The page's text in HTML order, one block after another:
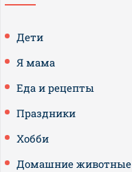
Дети
Я мама
Еда и рецепты
Праздники
Хобби
Домашние животные